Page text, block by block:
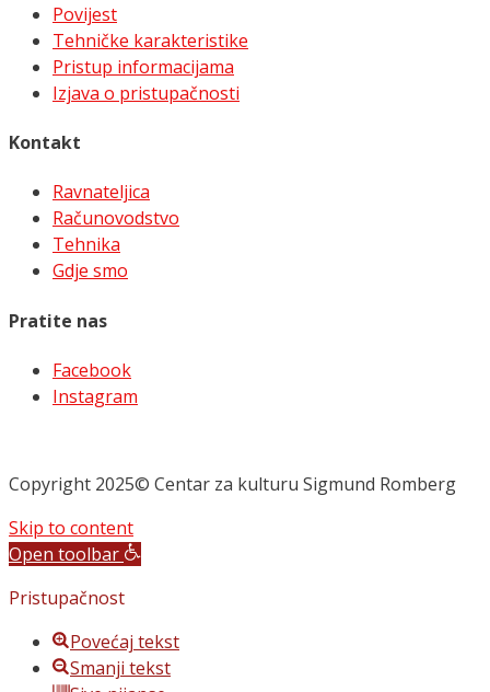
Povijest
Tehničke karakteristike
Pristup informacijama
Izjava o pristupačnosti
Kontakt
Ravnateljica
Računovodstvo
Tehnika
Gdje smo
Pratite nas
Facebook
Instagram
Copyright 2025© Centar za kulturu Sigmund Romberg
Skip to content
Open toolbar
Pristupačnost
Povećaj tekst
Smanji tekst